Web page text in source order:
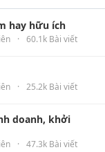
hay hữu ích
· 60.1k Bài viết
· 25.2k Bài viết
doanh, khởi
· 47.3k Bài viết